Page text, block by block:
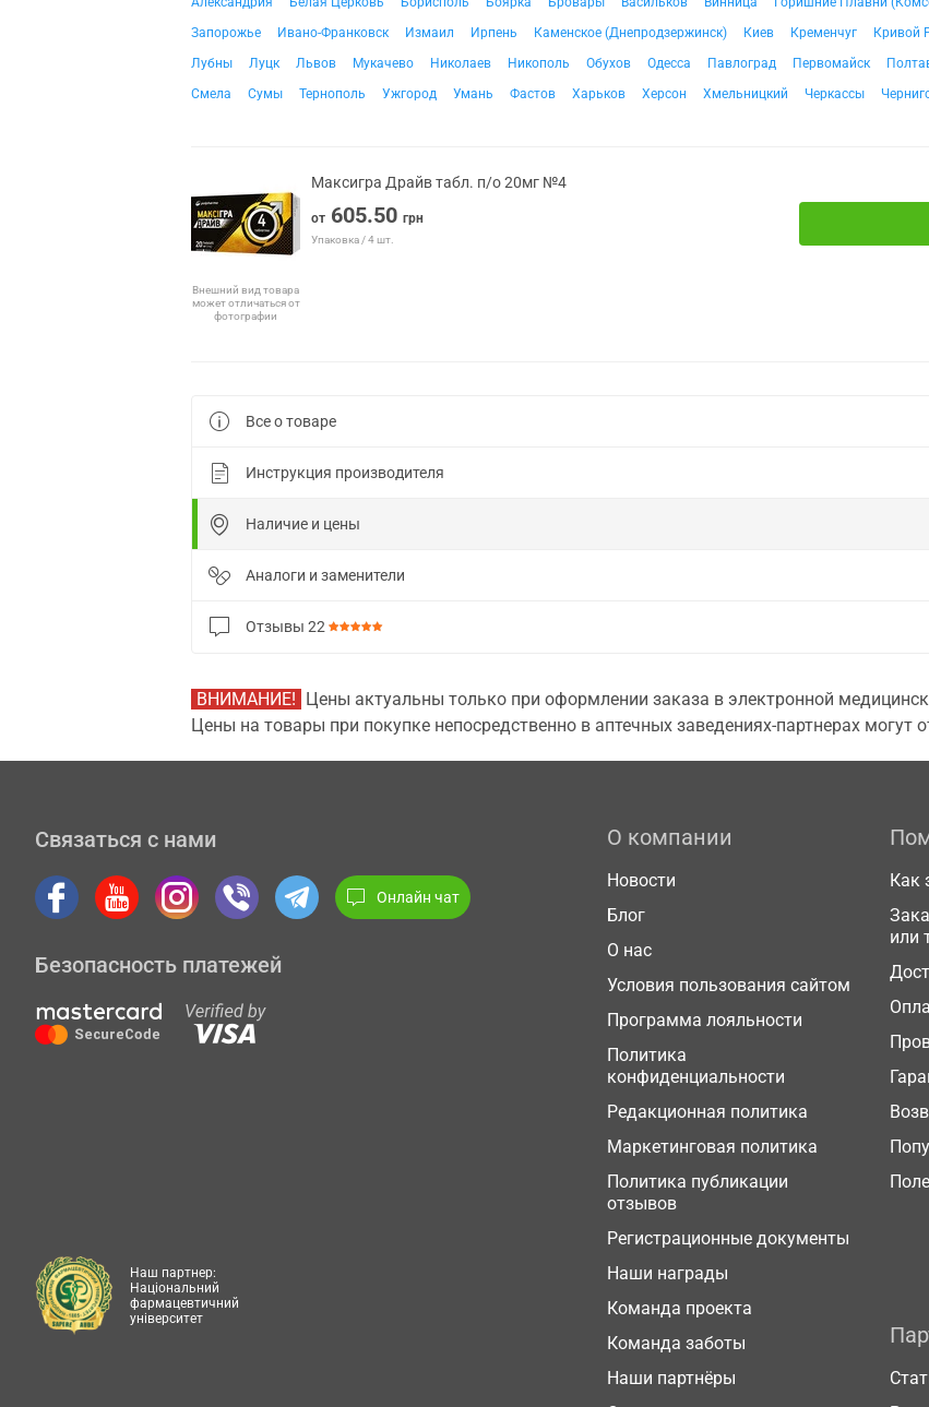
Запорожье
Ивано-Франковск Измаил Ирпень Каменское (Днепродзержинск) Киев Кременчуг Кривой
Лубны
Луцк Львов Мукачево Николаев Никополь Обухов Одесса Павлоград Первомайск
Смела
Сумы Тернополь Ужгород Умань Фастов Харьков Херсон Хмельницкий Черкассы
Внешний вид товара
может отличаться от
фотографии
Максигра Драйв табл. п/о 20мг №4
от 605.50 грн
Упаковка / 4 шт.
Все о товаре
Инструкция производителя
Наличие и цены
Аналоги и заменители
Отзывы 22
ВНИМАНИЕ! Цены актуальны только при оформлении заказа в электронной
Цены на товары при покупке непосредственно в аптечных заведениях-партнерах могут
Связаться с нами
Онлайн чат
Безопасность платежей
О компании
Новости
Блог
О нас
Условия пользования сайтом
Программа лояльности
Политика
конфиденциальности
Редакционная политика
Маркетинговая политика
Политика публикации
отзывов
Регистрационные документы
Наши награды
Команда проекта
Команда заботы
Наши партнёры
Как
или
Наш партнер:
Національний
фармацевтичний
університет